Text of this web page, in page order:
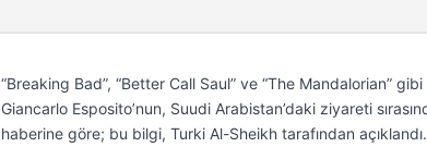
“Breaking Bad”, “Better Call Saul” ve “The Mandalorian”
Giancarlo Esposito’nun, Suudi Arabistan’daki ziyareti
haberine göre; bu bilgi, Turki Al-Sheikh tarafından açıklandı.